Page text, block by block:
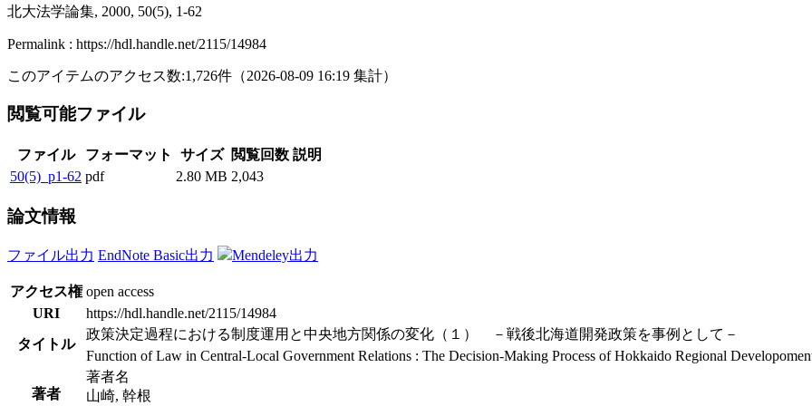
北大法学論集, 2000, 50(5), 1-62
Permalink : https://hdl.handle.net/2115/14984
このアイテムのアクセス数:1,726件 （2026-08-09 16:19 集計）
閲覧可能ファイル
ファイル フォーマット サイズ 閲覧回数 説明
50(5)_p1-62 pdf 2.80 MB 2,043
論文情報
ファイル出力 EndNote Basic出力 Mendeley出力
アクセス権 open access
URI
https://hdl.handle.net/2115/14984
タイトル
政策決定過程における制度運用と中央地方関係の変化（１） －戦後北海道開発政策を事例として－
Function of Law in Central-Local Government Relations : The Decision-Making Process of Hokkaido Regional
著者
著者名
山崎, 幹根